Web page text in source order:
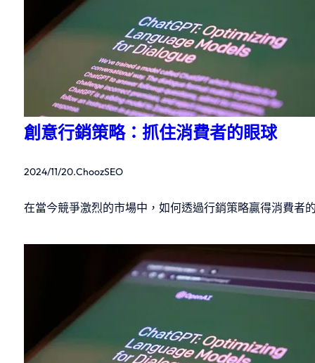
創意行銷策略：抓住消費者的眼球
2024/11/20.ChoozSEO
在當今競爭激烈的市場中，如何透過行銷策略贏得消費